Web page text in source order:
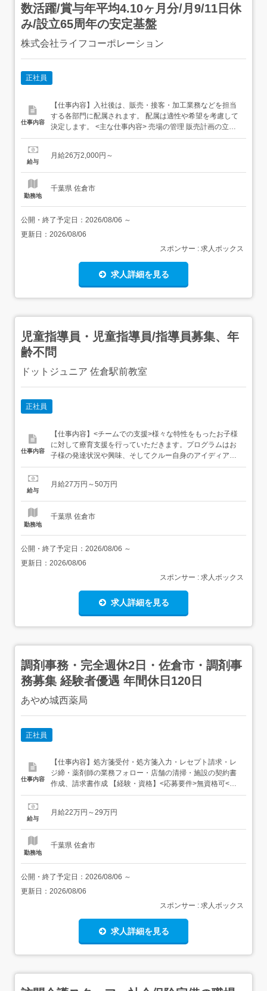
数活躍/賞与年平均4.10ヶ月分/月9/11日休
み/設立65周年の安定基盤
株式会社ライフコーポレーション
正社員
仕事内容
【仕事内容】入社後は、販売・接客・加工業務などを担当
する各部門に配属されます。 配属は適性や希望を考慮して
決定します。 <主な仕事内容> 売場の管理 販売計画の立案
発注業務 スタッフの育成 お客様対応 レジ業務(部門による)
生活関連(日用品・生活用品・医薬品など) 衣料品関連(洋
給与
月給26万2,000円～
勤務地
千葉県 佐倉市
公開・終了予定日： 2026/08/06 ～
更新日： 2026/08/06
スポンサー : 求人ボックス
求人詳細を見る
児童指導員・児童指導員/指導員募集、年
齢不問
ドットジュニア 佐倉駅前教室
正社員
仕事内容
【仕事内容】<チームでの支援>様々な特性をもったお子様
に対して療育支援を行っていただきます。プログラムはお
子様の発達状況や興味、そしてクルー自身のアイディアを
もとに自由に作成を行います。様々な「体験」「遊び」を
を提供していきましょう。<具体的には > 個別・集団での
給与
月給27万円～50万円
勤務地
千葉県 佐倉市
公開・終了予定日： 2026/08/06 ～
更新日： 2026/08/06
スポンサー : 求人ボックス
求人詳細を見る
調剤事務・完全週休2日・佐倉市・調剤事
務募集 経験者優遇 年間休日120日
あやめ城西薬局
正社員
仕事内容
【仕事内容】処方箋受付・処方箋入力・レセプト請求・レ
ジ締・薬剤師の業務フォロー・店舗の清掃・施設の契約書
作成、請求書作成 【経験・資格】<応募要件>無資格可<歓
迎要件>調剤薬局経験優遇 【給与】月給 220,000円 〜
下志津218-1 【市区町村】佐倉市 【都道府県】千葉県 【最
給与
月給22万円～29万円
勤務地
千葉県 佐倉市
公開・終了予定日： 2026/08/06 ～
更新日： 2026/08/06
スポンサー : 求人ボックス
求人詳細を見る